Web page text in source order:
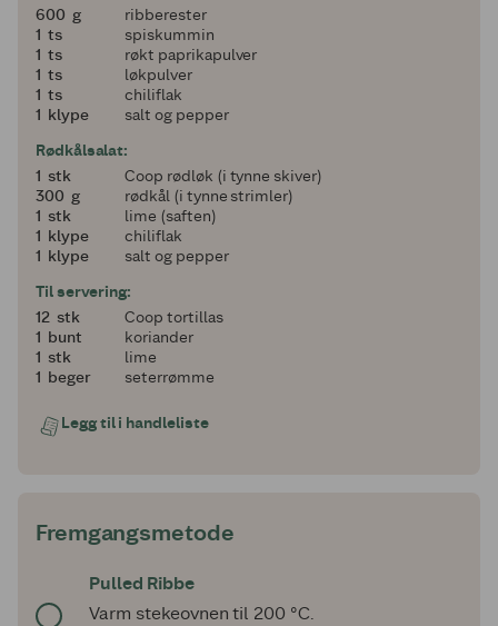
600
600 g
ribberester
11 ts
spiskummin
11 ts
røkt paprikapulver
11 ts
løkpulver
11 ts
chiliflak
11 klype
salt og pepper
Rødkålsalat:
11 stk
Coop rødløk (i tynne skiver)
300
300 g
rødkål (i tynne strimler)
11 stk
lime (saften)
11 klype
chiliflak
11 klype
salt og pepper
Til servering:
12
12 stk
Coop tortillas
11 bunt
koriander
11 stk
lime
11 beger seterrømme
Legg til i handleliste
Fremgangsmetode
Pulled Ribbe
Varm stekeovnen til 200 °C.